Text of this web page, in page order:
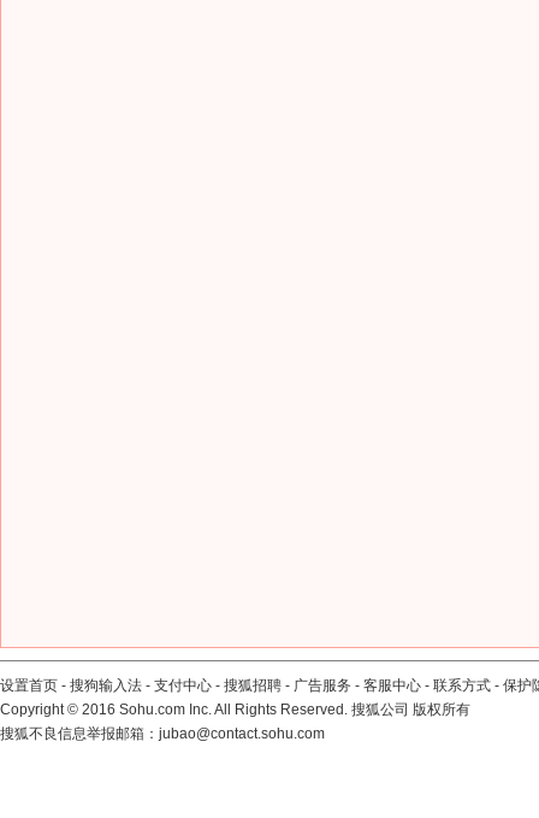
设置首页 - 搜狗输入法 - 支付中心 - 搜狐招聘 - 广告服务 - 客服中心 - 联系方式 - 保护
Copyright© 2016 Sohu.com Inc. All Rights Reserved. 搜狐公司 版权所有
搜狐不良信息举报邮箱： jubao@contact.sohu.com